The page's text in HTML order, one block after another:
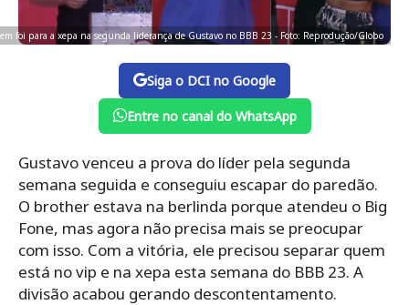
foi para a xepa na segunda liderança de Gustavo no BBB 23 - Foto: Reprodução/Globo
Siga o DCI no Google
Entre no canal do WhatsApp
Gustavo venceu a prova do líder pela segunda
semana seguida e conseguiu escapar do paredão.
O brother estava na berlinda porque atendeu o Big
Fone, mas agora não precisa mais se preocupar
com isso. Com a vitória, ele precisou separar quem
está no vip e na xepa esta semana do BBB 23. A
divisão acabou gerando descontentamento.